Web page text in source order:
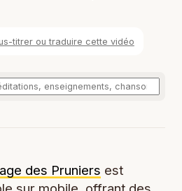
titrer ou traduire cette vidéo
des Pruniers est